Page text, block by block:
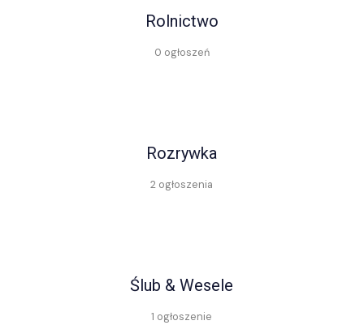
Rolnictwo
0 ogłoszeń
Rozrywka
2 ogłoszenia
Ślub & Wesele
1 ogłoszenie